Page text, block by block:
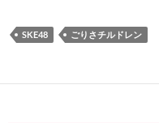
SKE48 ごりさチルドレン